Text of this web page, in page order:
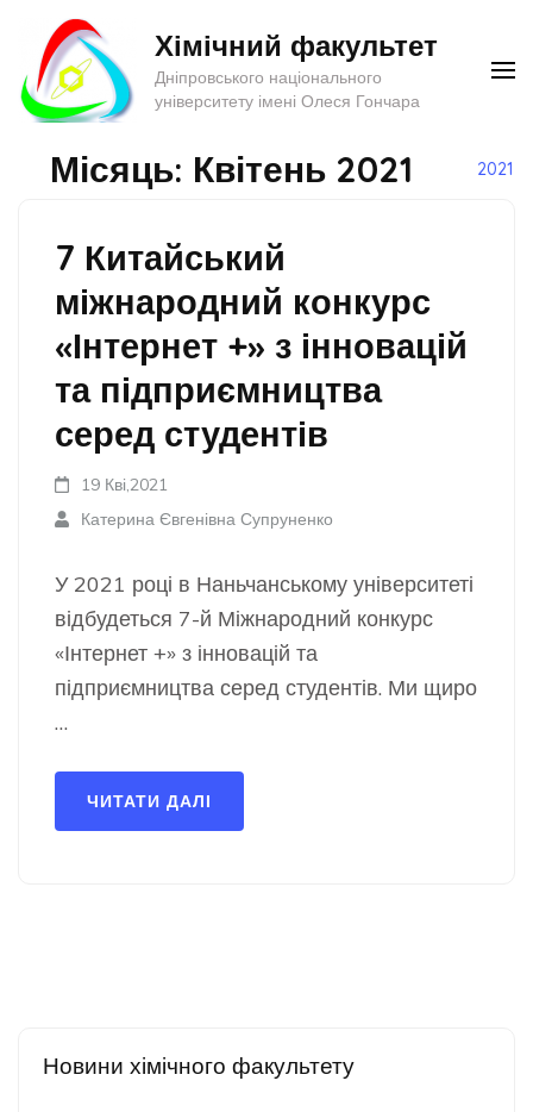
Перейти
вмісту
(натисніть
Enter)
Хімічний факультет
Дніпровського національного
університету імені Олеся Гончара
Місяць: Квітень 2021 2021
7 Китайський
міжнародний конкурс
«Інтернет +» з інновацій
та підприємництва
серед студентів
19 Кві,2021
Катерина Євгенівна Супруненко
У 2021 році в Наньчанському університеті
відбудеться 7-й Міжнародний конкурс
«Інтернет +» з інновацій та
підприємництва серед студентів. Ми щиро
…
ЧИТАТИ ДАЛІ
Новини хімічного факультету